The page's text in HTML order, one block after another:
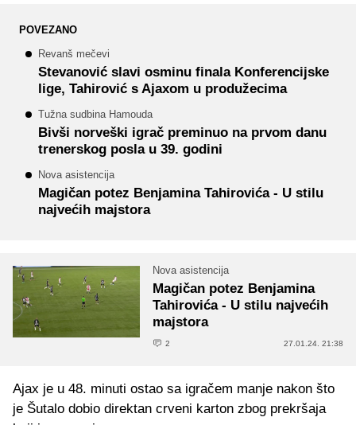
POVEZANO
Revanš mečevi
Stevanović slavi osminu finala Konferencijske
lige, Tahirović s Ajaxom u produžecima
Tužna sudbina Hamouda
Bivši norveški igrač preminuo na prvom danu
trenerskog posla u 39. godini
Nova asistencija
Magičan potez Benjamina Tahirovića - U stilu
najvećih majstora
Nova asistencija
Magičan potez Benjamina
Tahirovića - U stilu najvećih
majstora
2 27.01.24. 21:38
Ajax je u 48. minuti ostao sa igračem manje nakon što
je Šutalo dobio direktan crveni karton zbog prekršaja